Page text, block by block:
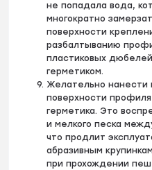
не попадала вода,
многократно
поверхности
разбалтыванию
пластиковых
герметиком.
Желательно нанести
поверхности
герметика. Это
и мелкого песка
что продлит
абразивным
при прохождении